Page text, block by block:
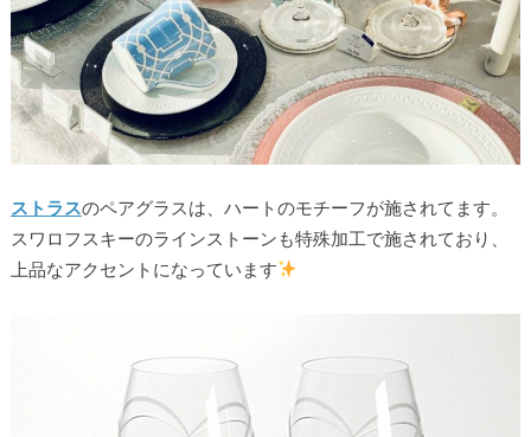
ストラスのペアグラスは、ハートのモチーフが施されてます。
スワロフスキーのラインストーンも特殊加工で施されており、
上品なアクセントになっています